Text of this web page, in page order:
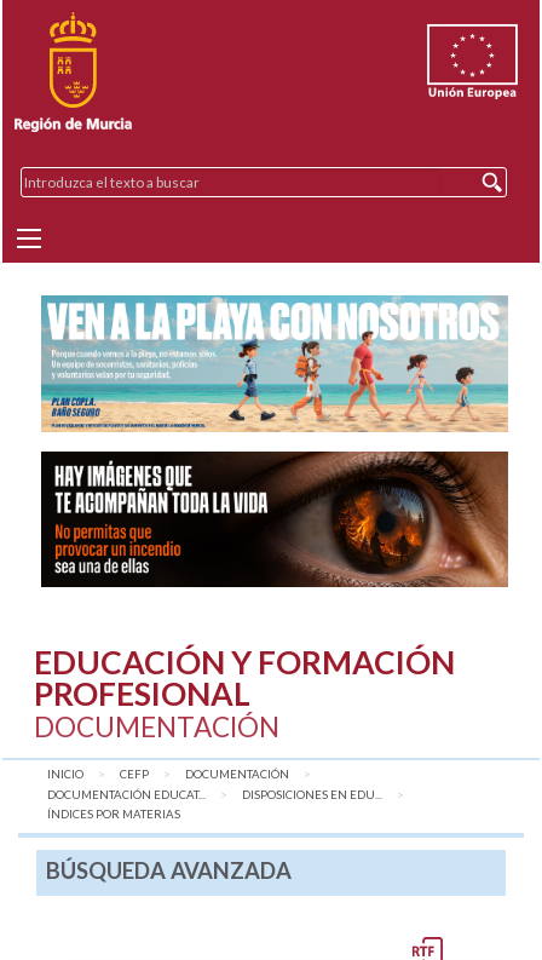
EDUCACIÓN Y FORMACIÓN
PROFESIONAL
DOCUMENTACIÓN
INICIO CEFP
DOCUMENTACIÓN
DOCUMENTACIÓN EDUCAT...
DISPOSICIONES EN EDU...
AQUÍ:
ÍNDICES POR MATERIAS
BÚSQUEDA AVANZADA